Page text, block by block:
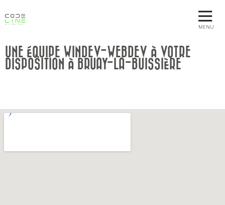
MENU
UNE ÉQUIPE WINDEV-WEBDEV À VOTRE
DISPOSITION À BRUAY-LA-BUISSIÈRE